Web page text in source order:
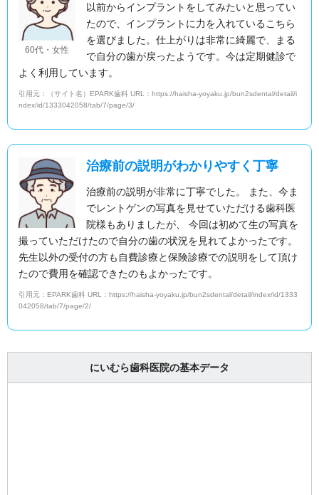
60代・女性
以前からインプラントをしてみたいと思ってい
たので、インプラントに力を入れているこちら
を選びました。仕上がりは非常に綺麗で、まる
で自分の歯が戻ったようです。今は定期健診で
よく利用しています。
引用元：（サイト名）EPARK歯科 URL：https://haisha-yoyaku.jp/bun2sdental/detail/i
ndex/id/1333042058/tab/7/page/3/
治療前の説明がわかりやすく丁寧
治療前の説明が非常に丁寧でした。 また、今ま
でレントゲンの写真を見せていただける歯科医
院様もありましたが、 今回は初めて生の写真を
撮っていただけたので自分の歯の状況を見れてよかったです。
先生以外の受付の方も自費診療と保険診療での説明をして頂け
たので費用を確認できたのもよかったです。
引用元：EPARK歯科 URL：https://haisha-yoyaku.jp/bun2sdental/detail/index/id/1333
042058/tab/7/page/2/
にいむら歯科医院の基本データ